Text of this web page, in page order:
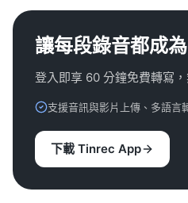
讓每段錄音都成
登入即享 60 分鐘免費轉寫
支援音訊與影片上傳、多語言
下載 Tinrec App